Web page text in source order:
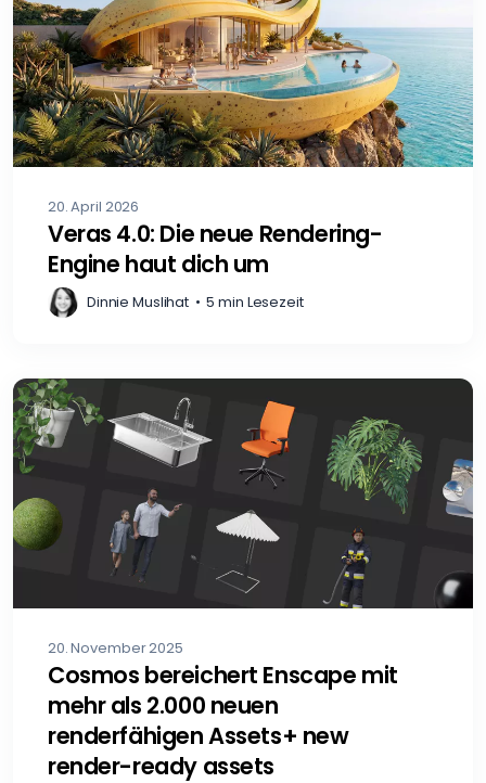
20. April 2026
Veras 4.0: Die neue Rendering-
Engine haut dich um
Dinnie Muslihat • 5 min Lesezeit
20. November 2025
Cosmos bereichert Enscape mit
mehr als 2.000 neuen
renderfähigen Assets+ new
render-ready assets